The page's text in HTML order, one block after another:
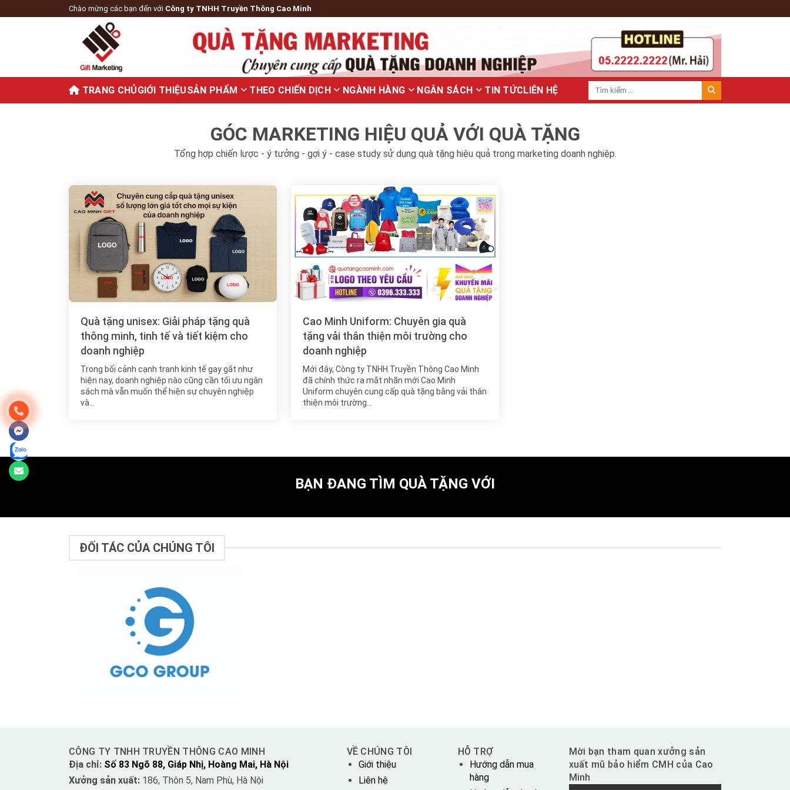
Chào mừng các bạn đến với Công ty TNHH Truyền Thông Cao Minh
TRANG CHỦGIỚI THIỆUSẢN PHẨM THEO CHIẾN DỊCH NGÀNH HÀNG NGÂN SÁCH TIN TỨCLIÊN HỆ
GÓC MARKETING HIỆU QUẢ VỚI QUÀ TẶNG
Tổng hợp chiến lược - ý tưởng - gợi ý - case study sử dụng quà tặng hiệu quả trong marketing doanh nghiệp.
Quà tặng unisex: Giải pháp tặng quà
thông minh, tinh tế và tiết kiệm cho
doanh nghiệp
Trong bối cảnh cạnh tranh kinh tế gay gắt như
hiện nay, doanh nghiệp nào cũng cần tối ưu ngân
sách mà vẫn muốn thể hiện sự chuyên nghiệp
và…
Cao Minh Uniform: Chuyên gia quà
tặng vải thân thiện môi trường cho
doanh nghiệp
Mới đây, Công ty TNHH Truyền Thông Cao Minh
đã chính thức ra mắt nhãn mới Cao Minh
Uniform chuyên cung cấp quà tặng bằng vải thân
thiện môi trường…
BẠN ĐANG TÌM QUÀ TẶNG VỚI
ĐỐI TÁC CỦA CHÚNG TÔI
CÔNG TY TNHH TRUYỀN THÔNG CAO MINH
Địa chỉ: Số 83 Ngõ 88, Giáp Nhị, Hoàng Mai, Hà Nội
Xưởng sản xuất: 186, Thôn 5, Nam Phù, Hà Nội
VỀ CHÚNG TÔI
Giới thiệu
Liên hệ
HỖ TRỢ
Hướng dẫn mua
hàng
Mời bạn tham quan xưởng sản
xuất mũ bảo hiểm CMH của Cao
Minh